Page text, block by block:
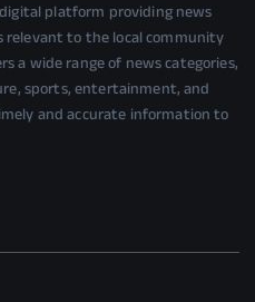
platform providing news
relevant to the local community
a wide range of news categories,
sports, entertainment, and
and accurate information to